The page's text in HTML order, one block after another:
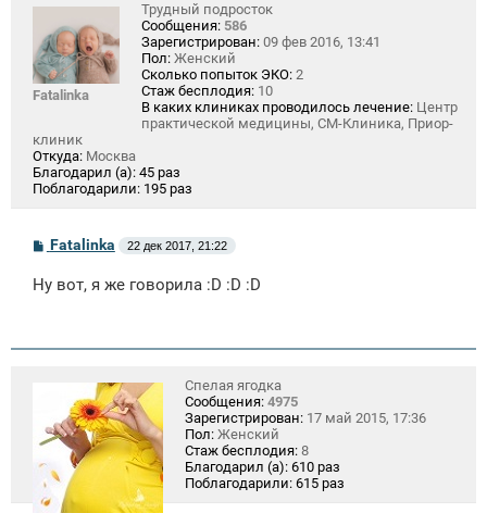
Fatalinka
Трудный подросток
Сообщения: 586
Зарегистрирован: 09 фев 2016, 13:41
Пол: Женский
Сколько попыток ЭКО: 2
Стаж бесплодия: 10
В каких клиниках проводилось лечение: Центр
практической медицины, СМ-Клиника, Приор-
клиник
Откуда: Москва
Благодарил (а): 45 раз
Поблагодарили: 195 раз
С
б
и
Fatalinka 22 дек 2017, 21:22
Ну вот, я же говорила :D :D :D
Спелая ягодка
Сообщения: 4975
Зарегистрирован: 17 май 2015, 17:36
Пол: Женский
Стаж бесплодия: 8
Благодарил (а): 610 раз
Поблагодарили: 615 раз